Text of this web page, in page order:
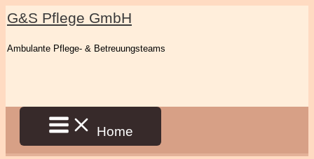
Zum
G&S Pflege GmbH
Ambulante Pflege- & Betreuungsteams
Home